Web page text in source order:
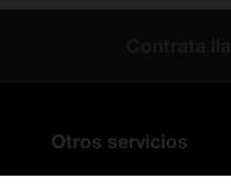
Otros servicios